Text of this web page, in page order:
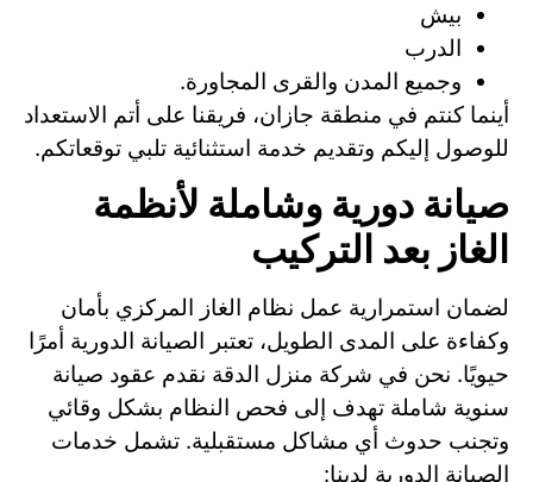
بيش
الدرب
وجميع المدن والقرى المجاورة.
أينما كنتم في منطقة جازان، فريقنا على أتم الاستعداد
للوصول إليكم وتقديم خدمة استثنائية تلبي توقعاتكم.
صيانة دورية وشاملة لأنظمة
الغاز بعد التركيب
لضمان استمرارية عمل نظام الغاز المركزي بأمان
وكفاءة على المدى الطويل، تعتبر الصيانة الدورية أمرًا
حيويًا. نحن في شركة منزل الدقة نقدم عقود صيانة
سنوية شاملة تهدف إلى فحص النظام بشكل وقائي
وتجنب حدوث أي مشاكل مستقبلية. تشمل خدمات
الصيانة الدورية لدينا: